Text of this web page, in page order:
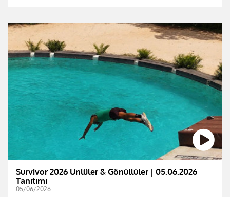
Survivor 2026 Ünlüler & Gönüllüler | 05.06.2026
Tanıtımı
05/06/2026